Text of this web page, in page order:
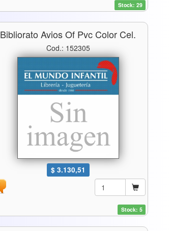
Stock: 29
Bibliorato Avios Of Pvc Color Cel.
Cod.: 152305
$ 3.130,51
Stock: 5